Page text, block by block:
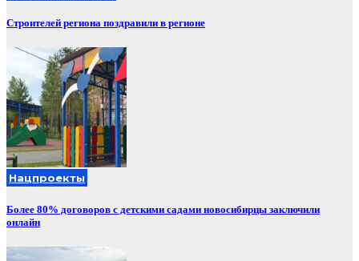
Строителей региона поздравили в регионе
Нацпроекты
Более 80% договоров с детскими садами новосибирцы заключили
онлайн